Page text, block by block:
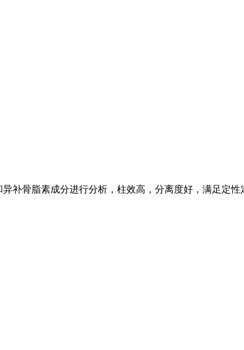
补骨脂素成分进行分析，柱效高，分离度好，满足定性